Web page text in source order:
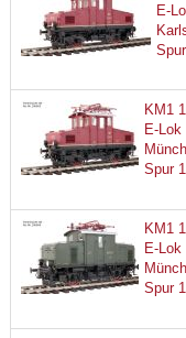
E-
KM1
E-
Spur 1
KM1
E-
Spur 1